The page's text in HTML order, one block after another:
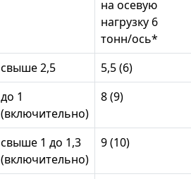
на осевую
нагрузку 6
тонн/ось*
свыше 2,5 5,5 (6)
до 1
(включительно)
8 (9)
свыше 1 до 1,3
(включительно)
9 (10)